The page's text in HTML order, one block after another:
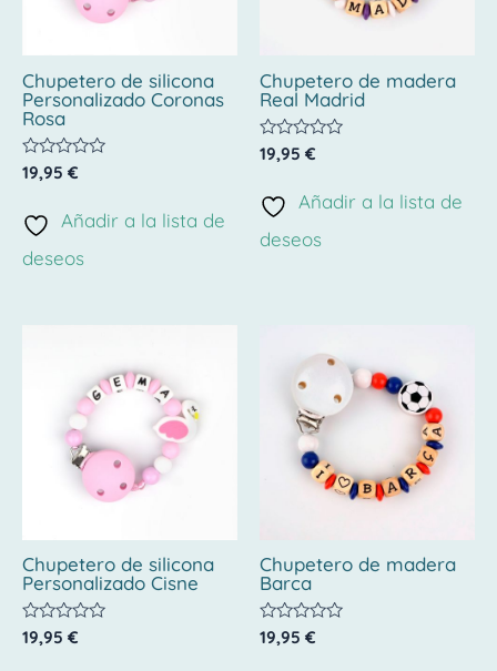
Chupetero de silicona
Personalizado Coronas
Rosa
Valorado
con
de
5
19,95 €
Añadir a la lista de
deseos
Chupetero de madera
Real Madrid
Valorado
con
de
5
19,95 €
Añadir a la lista de
deseos
Chupetero de silicona
Personalizado Cisne
Valorado
con
19,95 €
Chupetero de madera
Barca
Valorado
con
19,95 €